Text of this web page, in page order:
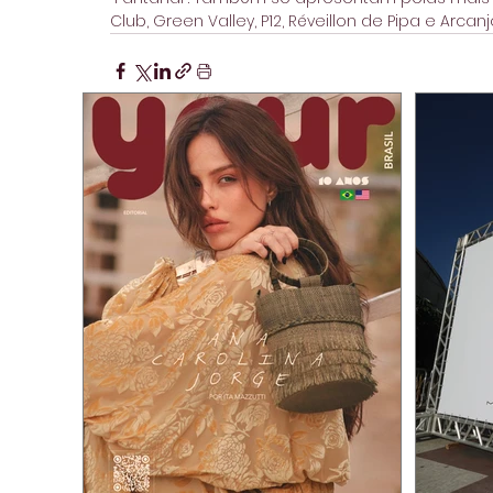
Club, Green Valley, P12, Réveillon de Pipa e